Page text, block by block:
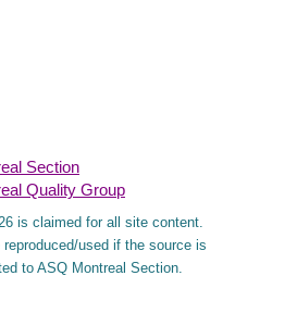
is claimed for all site content.
used if the source is
to ASQ Montreal Section.